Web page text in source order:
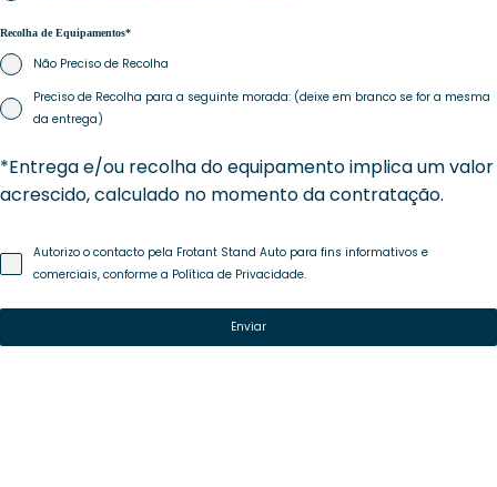
Recolha de Equipamentos*
Não Preciso de Recolha
Preciso de Recolha para a seguinte morada: (deixe em branco se for a mesma
da entrega)
*Entrega e/ou recolha do equipamento implica um valor
acrescido, calculado no momento da contratação.
Autorizo o contacto pela Frotant Stand Auto para fins informativos e
comerciais, conforme a Política de Privacidade.
Enviar